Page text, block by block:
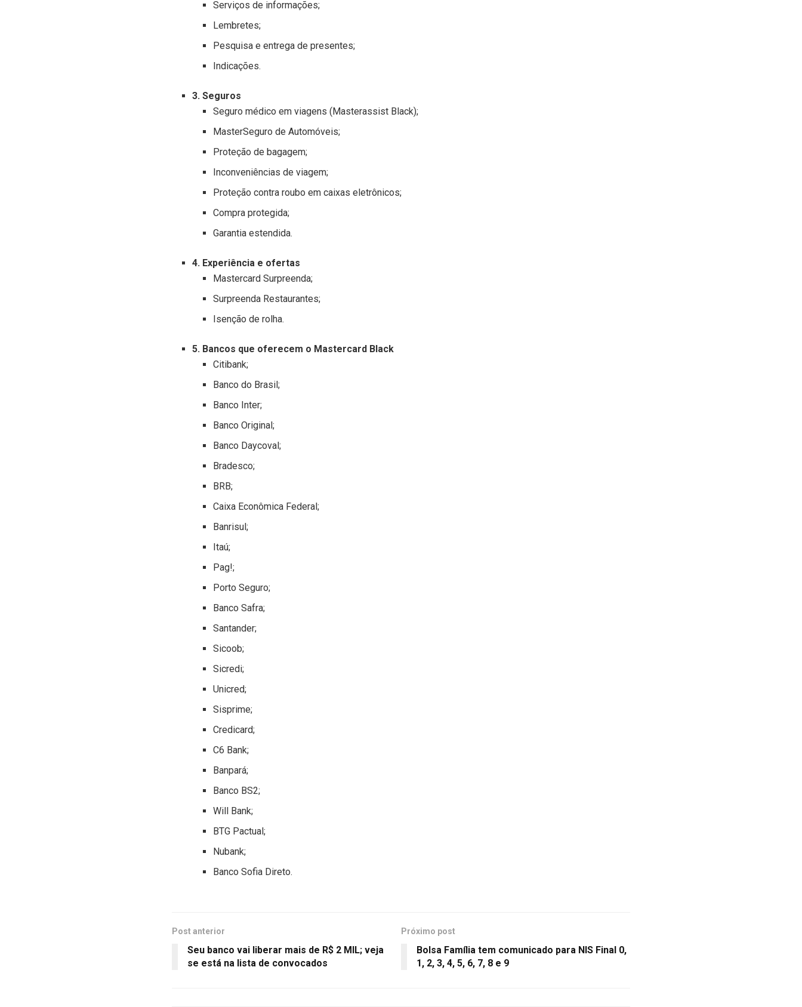
Serviços de informações;
Lembretes;
Pesquisa e entrega de presentes;
Indicações.
3. Seguros
Seguro médico em viagens (Masterassist Black);
MasterSeguro de Automóveis;
Proteção de bagagem;
Inconveniências de viagem;
Proteção contra roubo em caixas eletrônicos;
Compra protegida;
Garantia estendida.
4. Experiência e ofertas
Mastercard Surpreenda;
Surpreenda Restaurantes;
Isenção de rolha.
5. Bancos que oferecem o Mastercard Black
Citibank;
Banco do Brasil;
Banco Inter;
Banco Original;
Banco Daycoval;
Bradesco;
BRB;
Caixa Econômica Federal;
Banrisul;
Itaú;
Pag!;
Porto Seguro;
Banco Safra;
Santander;
Sicoob;
Sicredi;
Unicred;
Sisprime;
Credicard;
C6 Bank;
Banpará;
Banco BS2;
Will Bank;
BTG Pactual;
Nubank;
Banco Sofia Direto.
Post anterior
Seu banco vai liberar mais de R$ 2 MIL; veja
se está na lista de convocados
Próximo post
Bolsa Família tem comunicado para NIS Final 0,
1, 2, 3, 4, 5, 6, 7, 8 e 9